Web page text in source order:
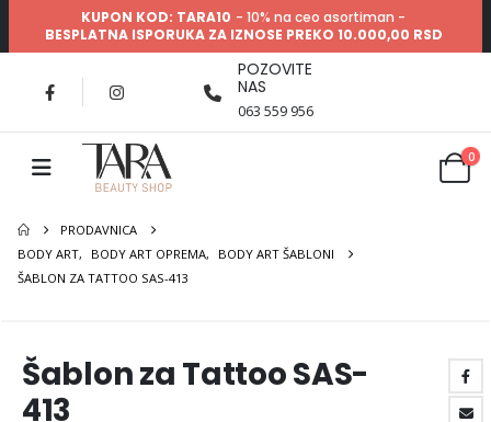
KUPON KOD: TARA10 - 10% na ceo asortiman -
BESPLATNA ISPORUKA ZA IZNOSE PREKO 10.000,00 RSD
POZOVITE
NAS
063 559 956
0
PRODAVNICA
BODY ART, BODY ART OPREMA,
BODY ART ŠABLONI
ŠABLON ZA TATTOO SAS-413
Šablon za Tattoo SAS-
413